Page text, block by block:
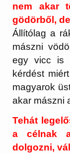
nem akar
gödörből,
Állítólag a
mászni
egy vicc is
kérdést
magyarok
akar mászni
Tehát
a célnak
dolgozni,